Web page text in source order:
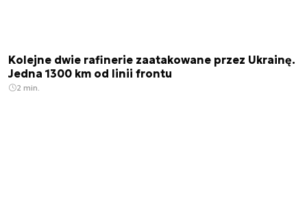
Kolejne dwie rafinerie zaatakowane przez Ukrainę.
Jedna 1300 km od linii frontu
2 min.